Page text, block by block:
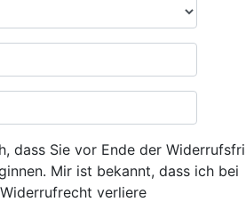
dass Sie vor Ende der
Mir ist bekannt, dass ich bei
verliere